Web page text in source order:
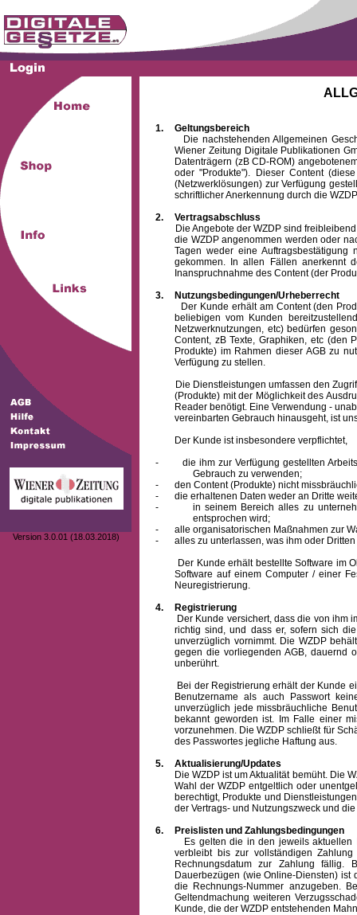
Version 3.0.01 (18.03.2018)
1.
Geltungsbereich
Die nachstehenden Allgemeinen
Wiener Zeitung Digitale Publikationen
Datenträgern (zB CD-ROM)
oder "Produkte"). Dieser Content
(Netzwerklösungen) zur Verfügung
schriftlicher Anerkennung durch die
2.
Vertragsabschluss
Die Angebote der WZDP sind freibleibend.
die WZDP angenommen werden oder
Tagen weder eine
gekommen. In allen Fällen anerkennt
Inanspruchnahme des Content (der
3.
Nutzungsbedingungen/Urheberrecht
Der Kunde erhält am Content (den
beliebigen vom Kunden
Netzwerknutzungen, etc) bedürfen
Content, zB Texte, Graphiken, etc (den
Produkte) im Rahmen dieser AGB zu
Verfügung zu stellen.
Die Dienstleistungen umfassen den Zugriff
(Produkte) mit der Möglichkeit des
Reader benötigt. Eine Verwendung -
vereinbarten Gebrauch hinausgeht, ist
Der Kunde ist insbesondere verpflichtet,
-
die ihm zur Verfügung gestellten
Gebrauch zu verwenden;
-
den Content (Produkte) nicht
-
die erhaltenen Daten weder an Dritte
-
in seinem Bereich alles zu
entsprochen wird;
-
alle organisatorischen Maßnahmen zur
-
alles zu unterlassen, was ihm oder
Der Kunde erhält bestellte Software im
Software auf einem Computer / einer
Neuregistrierung.
4.
Registrierung
Der Kunde versichert, dass die von ihm
richtig sind, und dass er, sofern sich
unverzüglich vornimmt. Die WZDP
gegen die vorliegenden AGB, dauernd
unberührt.
Bei der Registrierung erhält der Kunde
Benutzernameals auch Passwort
unverzüglich jede missbräuchliche
bekannt geworden ist. Im Falle einer
vorzunehmen. Die WZDP schließt für
des Passwortes jegliche Haftung aus.
5.
Aktualisierung/Updates
Die WZDP ist um Aktualität bemüht. Die
Wahl der WZDP entgeltlich oder
berechtigt, Produkte und
der Vertrags- und Nutzungszweck und
6.
Preislisten und Zahlungsbedingungen
Es gelten die in den jeweils aktuellen
verbleibt bis zur vollständigen
Rechnungsdatum zur Zahlung fällig.
Dauerbezügen (wie Online-Diensten)
die Rechnungs-Nummer anzugeben.
Geltendmachung weiteren
Kunde, die der WZDP entstehenden